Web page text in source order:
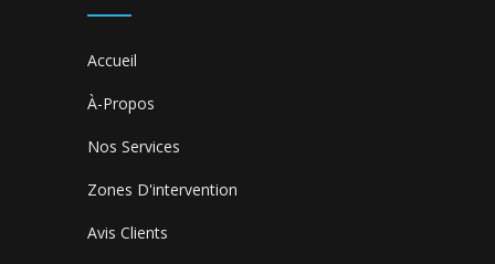
Accueil
À-Propos
Nos Services
Zones D'intervention
Avis Clients